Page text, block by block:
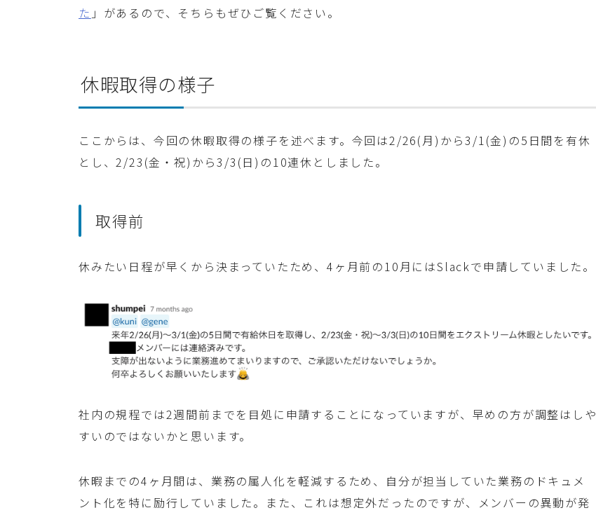
た 」があるので、そちらもぜひご覧ください。
休暇取得の様子
ここからは、今回の休暇取得の様子を述べます。今回は2/26(月)から3/1(金)の5日間を有休
とし、2/23(金・祝)から3/3(日)の10連休としました。
取得前
休みたい日程が早くから決まっていたため、4ヶ月前の10月にはSlackで申請していました。
社内の規程では2週間前までを目処に申請することになっていますが、早めの方が調整はしや
すいのではないかと思います。
休暇までの4ヶ月間は、業務の属人化を軽減するため、自分が担当していた業務のドキュメ
ント化を特に励行していました。また、これは想定外だったのですが、メンバーの異動が発